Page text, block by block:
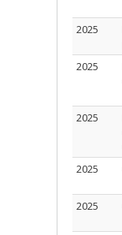
2025
2025
2025
2025
2025